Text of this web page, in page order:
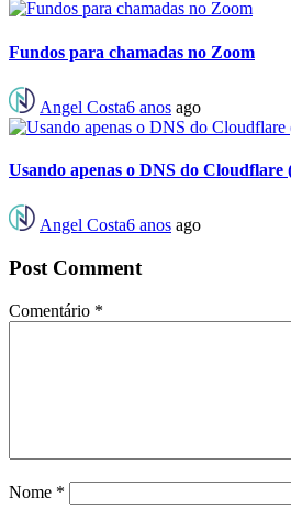
Fundos para chamadas no Zoom
Angel Costa6 anos ago
Usando apenas o DNS do Cloudflare
Angel Costa6 anos ago
Post Comment
Comentário *
Nome *